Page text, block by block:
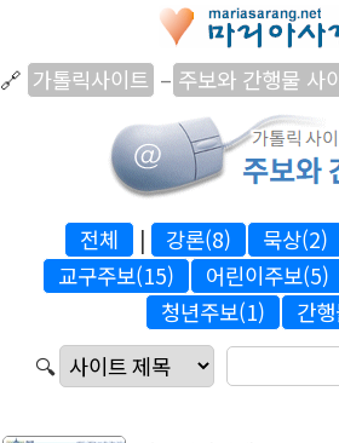
🔗 가톨릭사이트 – 주보와 간행물 사
전체 | 강론(8) 묵상(2)
교구주보(15)
어린이주보(5)
청년주보(1)
간
🔍